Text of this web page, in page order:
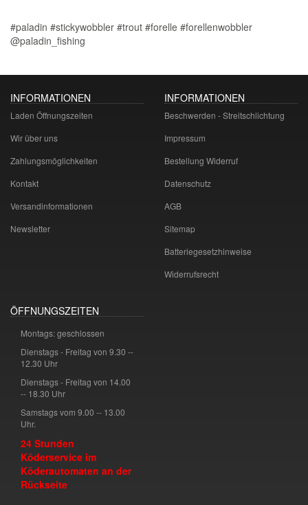
#paladin #stickywobbler #trout #forelle #forellenwobbler
@paladin_fishing
INFORMATIONEN
Laden Öffnungszeiten
Wir über uns
Zahlungsmöglichkeiten
Kontakt
Versandinformationen
Newsletter
INFORMATIONEN
Beschwerden - Streitschlichtung
Impressum
Bestellung Widerruf
Datenschutz
AGB
Sitemap
Batteriegesetzhinweise
Widerrufsrecht
ÖFFNUNGSZEITEN
Montags: geschlossen
Dienstags - Freitag von 9.30 --
12.30 Uhr
Dienstags - Freitag von 14.00
-- 18.30 Uhr
Samstags vom 9.00 -- 13.00
Uhr.
24 Stunden
Köderservice im
Köderautomaten an der
Rückseite